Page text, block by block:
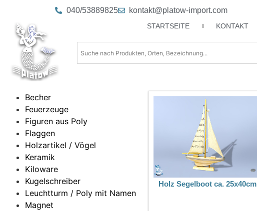
040/53889825 kontakt@platow-import.com
STARTSEITE KONTAKT
Becher
Feuerzeuge
Figuren aus Poly
Flaggen
Holzartikel / Vögel
Keramik
Kiloware
Kugelschreiber
Leuchtturm / Poly mit Namen
Magnet
Holz Segelboot ca. 25x40cm